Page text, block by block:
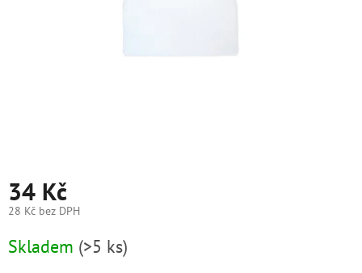
34 Kč
28 Kč bez DPH
cena:
Skladem (>5 ks)